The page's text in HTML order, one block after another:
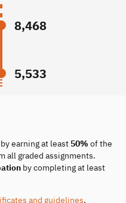
8,468
5,533
earning at least 50% of the
all graded assignments.
by completing at least
and guidelines.